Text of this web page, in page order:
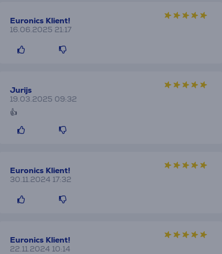
Euronics Klient!
16.06.2025 21:17
Jurijs
19.03.2025 09:32
👍
Euronics Klient!
30.11.2024 17:32
Euronics Klient!
22.11.2024 10:14